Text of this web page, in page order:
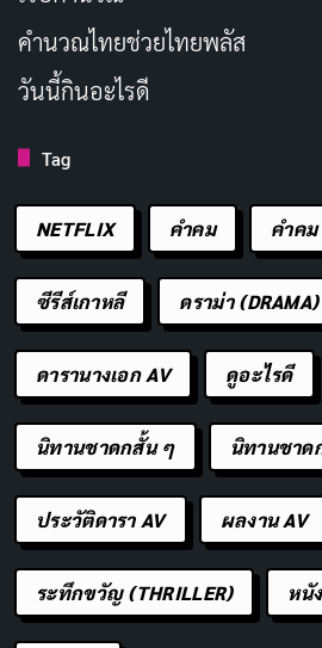
วิธีสมัคร OnlyFans
ไปที่เว็บไซต์ OnlyFans เพื่อสร้างบั
บัญชีด้วยอีเมลได้หรือจะสมัครผ่าน
หรือ Windows Hello ก็ได้ เมื่อสร้า
ควรเข้าสู่หน้าแรก เราขอแนะนำให้
บัญชี ของคุณก่อน หากคุณต้องการเ
และค่ากำหนดอื่น ๆ แถบด้านข้างทา
เข้าถึงการตั้งค่าโปรไฟล์ ความปลอ
คํานวณไทยช่วยไทยพลัส
วันนี้กินอะไรดี
Tag
NETFLIX คำคม คําคม
ซีรีส์เกาหลี ดราม่า (DRAMA)
ดารานางเอก AV ดูอะไรดี
นิทานชาดกสั้น ๆ นิทานชาด
ประวัติดารา AV ผลงาน AV
ระทึกขวัญ (THRILLER) หนั